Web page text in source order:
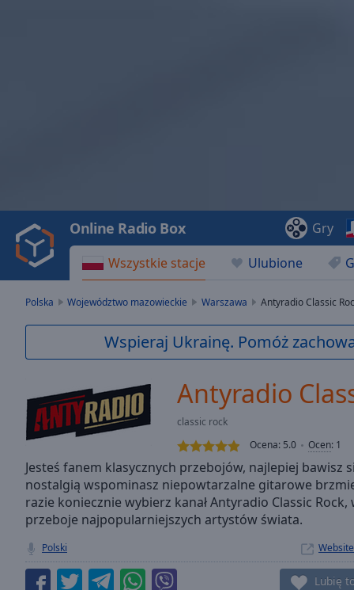
Video
Play
Backward
Skip
Current
Loaded:
0.00%
TypeLIVE
Seek to
live,
currently
behind
Remaining
Time-
Wszystkie stacje Ulubione
Online Radio Box Gry
Polska Województwo mazowieckie Warszawa Antyradio Classic
Wspieraj Ukrainę. Pomóż
Antyradio
classic rock
Ocena: 5.0 Ocen: 1
Jesteś fanem klasycznych przebojów, najlepiej bawisz
nostalgią wspominasz niepowtarzalne gitarowe
razie koniecznie wybierz kanał Antyradio Classic
przeboje najpopularniejszych artystów świata.
Polski Website
Lubię